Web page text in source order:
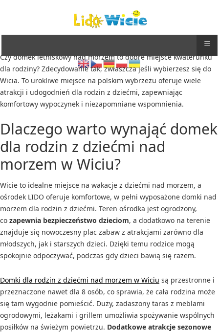
≡
Czy domek letniskowy nad morzem to dobre miejsce kwaterunku
dla rodziny? Zdecydowanie tak, zwłaszcza jeśli wybierzesz się do
Wicia. To urokliwe miejsce na polskim wybrzeżu oferuje wiele
atrakcji i udogodnień dla rodzin z dziećmi, zapewniając
komfortowy wypoczynek i niezapomniane wspomnienia.
Dlaczego warto wynająć domek
dla rodzin z dziećmi nad
morzem w Wiciu?
Wicie to idealne miejsce na wakacje z dziećmi nad morzem, a
ośrodek LIDO oferuje komfortowe, w pełni wyposażone domki nad
morzem dla rodzin z dziećmi. Teren ośrodka jest ogrodzony,
co zapewnia bezpieczeństwo dzieciom, a dodatkowo na terenie
znajduje się nowoczesny plac zabaw z atrakcjami zarówno dla
młodszych, jak i starszych dzieci. Dzięki temu rodzice mogą
spokojnie odpoczywać, podczas gdy dzieci bawią się razem.
Domki dla rodzin z dziećmi nad morzem w Wiciu są przestronne i
przeznaczone nawet dla 8 osób, co sprawia, że cała rodzina może
się tam wygodnie pomieścić. Duży, zadaszony taras z meblami
ogrodowymi, leżakami i grillem umożliwia spożywanie wspólnych
posiłków na świeżym powietrzu. Dodatkowe atrakcje sezonowe